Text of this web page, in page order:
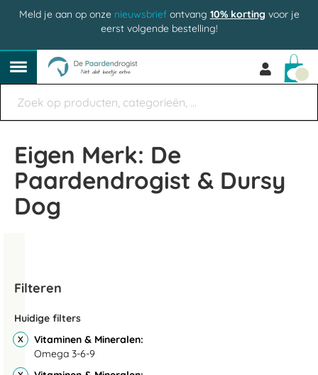
Meld je aan op onze nieuwsbriefontvang 10% korting voor je
eerst volgende bestelling!
Eigen Merk: De
Paardendrogist & Dursy
Dog
Filteren
Huidige filters
Vitaminen & Mineralen
Omega 3-6-9